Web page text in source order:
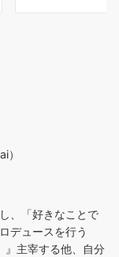
、「好きなことで
デュースを行う
』主宰する他、自分